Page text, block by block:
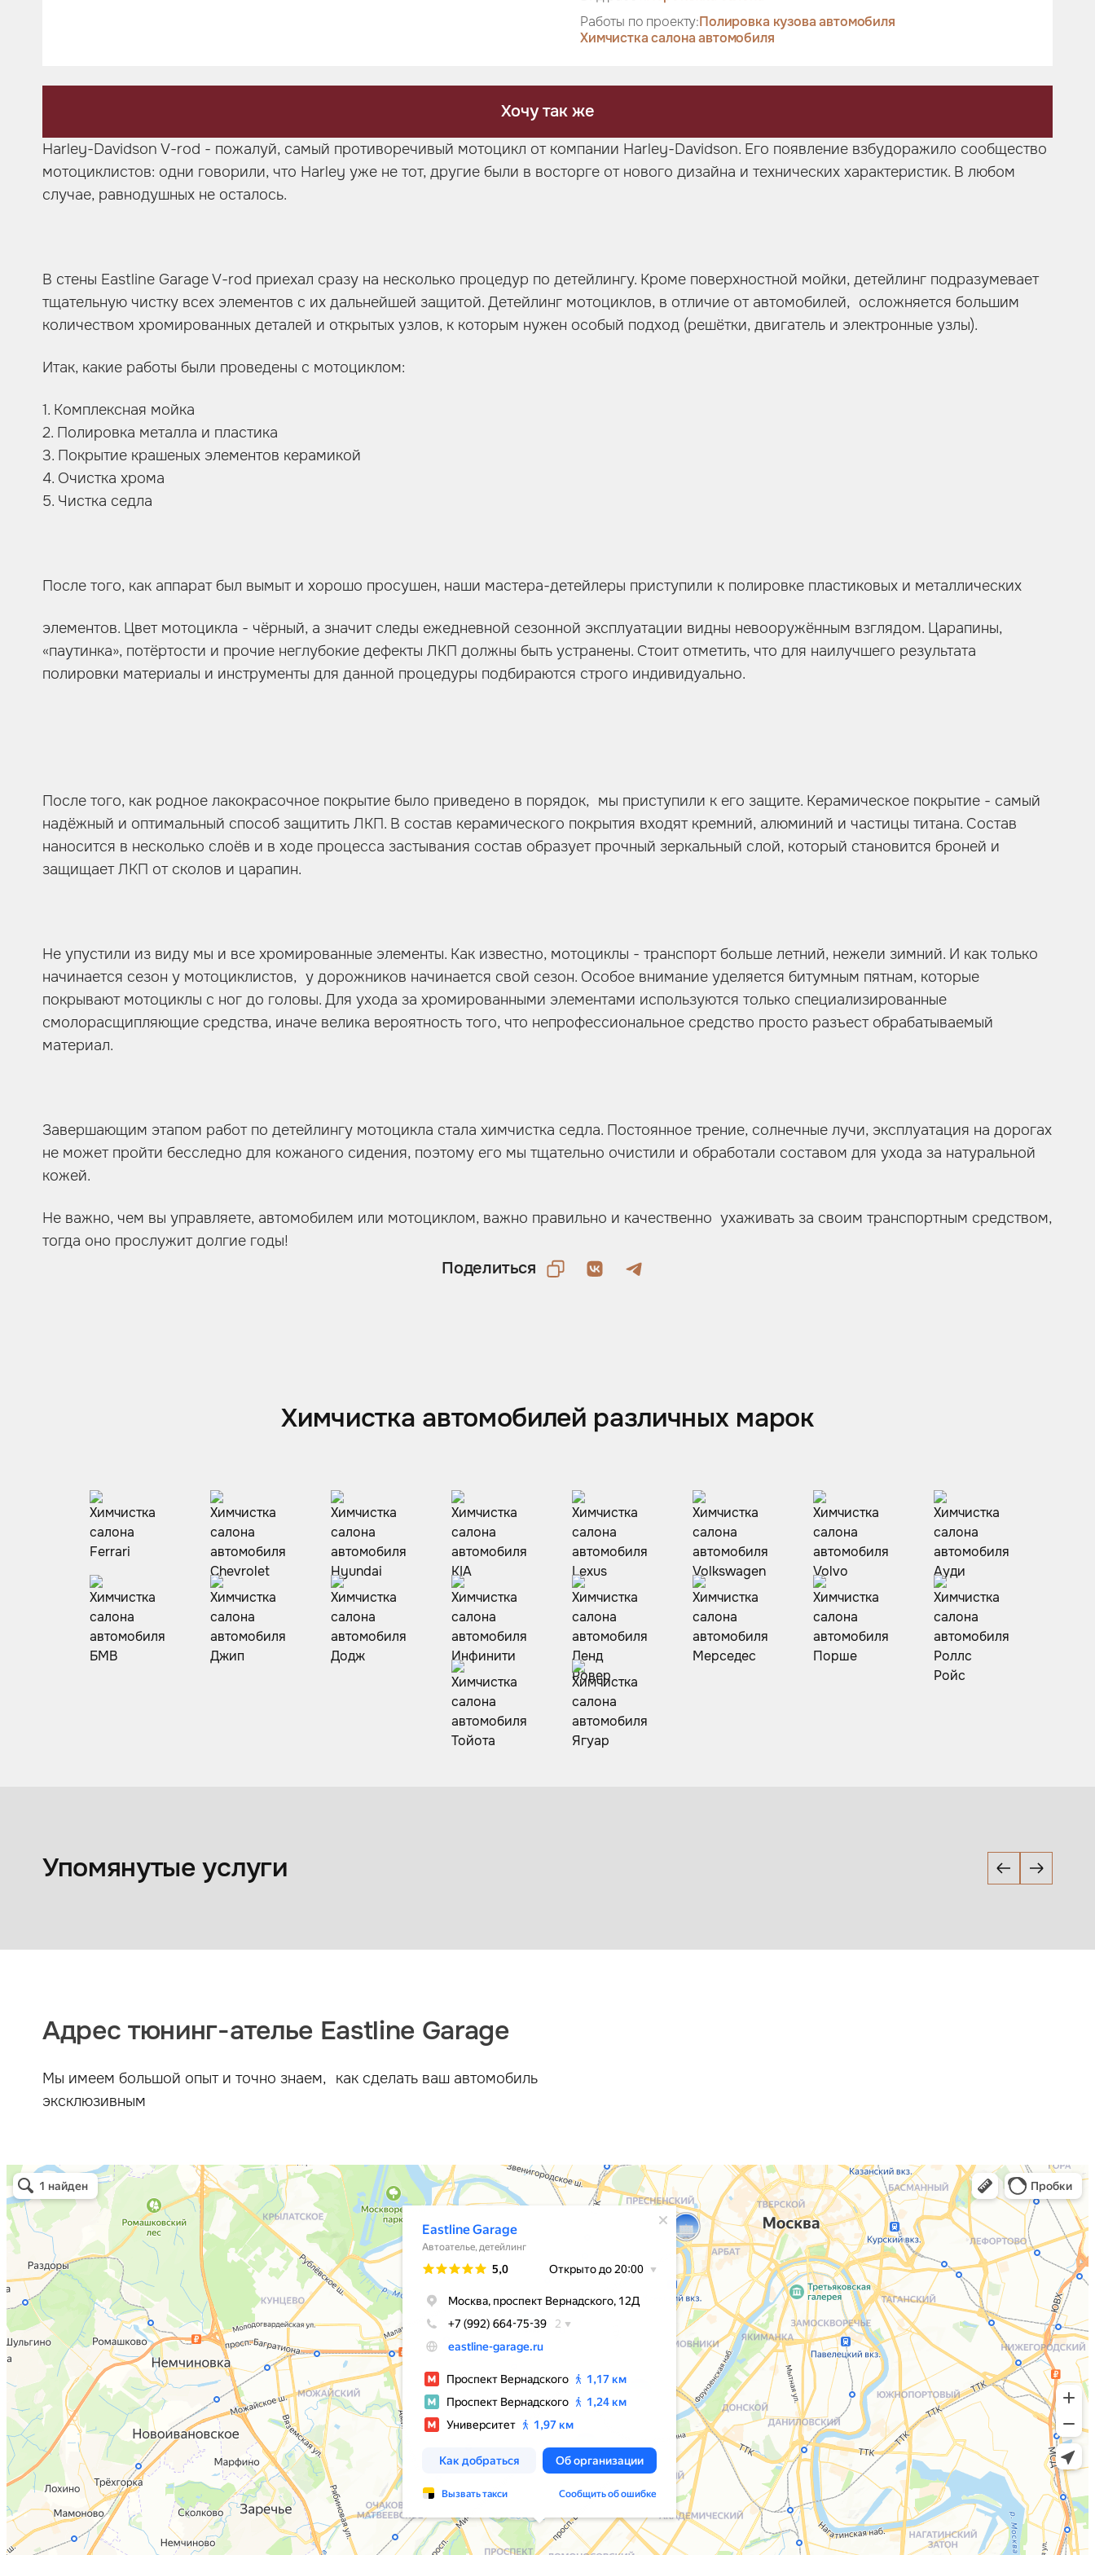
Работы по проекту:Полировка кузова автомобиля
Химчистка салона автомобиля
Хочу так же
Harley-Davidson V-rod - пожалуй, самый противоречивый мотоцикл от компании Harley-Davidson. Его появление взбудоражило сообщество
мотоциклистов: одни говорили, что Harley уже не тот, другие были в восторге от нового дизайна и технических характеристик. В любом
случае, равнодушных не осталось.
В стены Eastline Garage V-rod приехал сразу на несколько процедур по детейлингу. Кроме поверхностной мойки, детейлинг подразумевает
тщательную чистку всех элементов с их дальнейшей защитой. Детейлинг мотоциклов, в отличие от автомобилей, осложняется большим
количеством хромированных деталей и открытых узлов, к которым нужен особый подход (решётки, двигатель и электронные узлы).
Итак, какие работы были проведены с мотоциклом:
1. Комплексная мойка
2. Полировка металла и пластика
3. Покрытие крашеных элементов керамикой
4. Очистка хрома
5. Чистка седла
После того, как аппарат был вымыт и хорошо просушен, наши мастера-детейлеры приступили к полировке пластиковых и металлических
элементов. Цвет мотоцикла - чёрный, а значит следы ежедневной сезонной эксплуатации видны невооружённым взглядом. Царапины,
«паутинка», потёртости и прочие неглубокие дефекты ЛКП должны быть устранены. Стоит отметить, что для наилучшего результата
полировки материалы и инструменты для данной процедуры подбираются строго индивидуально.
После того, как родное лакокрасочное покрытие было приведено в порядок, мы приступили к его защите. Керамическое покрытие - самый
надёжный и оптимальный способ защитить ЛКП. В состав керамического покрытия входят кремний, алюминий и частицы титана. Состав
наносится в несколько слоёв и в ходе процесса застывания состав образует прочный зеркальный слой, который становится броней и
защищает ЛКП от сколов и царапин.
Не упустили из виду мы и все хромированные элементы. Как известно, мотоциклы - транспорт больше летний, нежели зимний. И как только
начинается сезон у мотоциклистов, у дорожников начинается свой сезон. Особое внимание уделяется битумным пятнам, которые
покрывают мотоциклы с ног до головы. Для ухода за хромированными элементами используются только специализированные
смолорасщипляющие средства, иначе велика вероятность того, что непрофессиональное средство просто разъест обрабатываемый
материал.
Завершающим этапом работ по детейлингу мотоцикла стала химчистка седла. Постоянное трение, солнечные лучи, эксплуатация на дорогах
не может пройти бесследно для кожаного сидения, поэтому его мы тщательно очистили и обработали составом для ухода за натуральной
кожей.
Не важно, чем вы управляете, автомобилем или мотоциклом, важно правильно и качественно ухаживать за своим транспортным средством,
тогда оно прослужит долгие годы!
Поделиться
Химчистка автомобилей различных марок
Упомянутые услуги Детейлинг мойка
Адрес тюнинг-ателье Eastline Garage
Мы имеем большой опыт и точно знаем, как сделать ваш автомобиль
эксклюзивным